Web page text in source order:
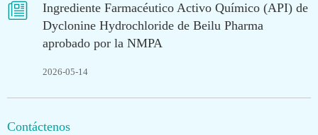

Ingrediente Farmacéutico Activo Químico (API) de
Dyclonine Hydrochloride de Beilu Pharma
aprobado por la NMPA
2026-05-14
Contáctenos